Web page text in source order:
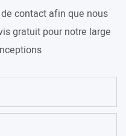
contact afin que nous
gratuit pour notre large